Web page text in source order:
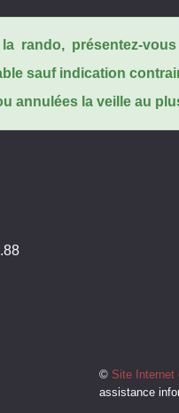
rando, présentez-
sauf indication
annulées la veille au
© Site Internet
assistance